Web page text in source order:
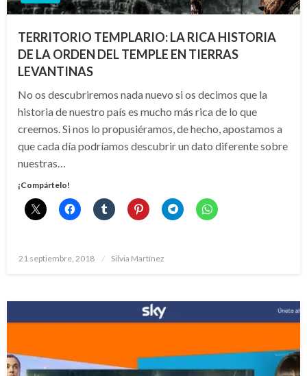
TERRITORIO TEMPLARIO: LA RICA HISTORIA
DE LA ORDEN DEL TEMPLE EN TIERRAS
LEVANTINAS
No os descubriremos nada nuevo si os decimos que la
historia de nuestro país es mucho más rica de lo que
creemos. Si nos lo propusiéramos, de hecho, apostamos a
que cada día podríamos descubrir un dato diferente sobre
nuestras…
¡Compártelo!
Publicado
21 septiembre, 2018 Silvia Martínez